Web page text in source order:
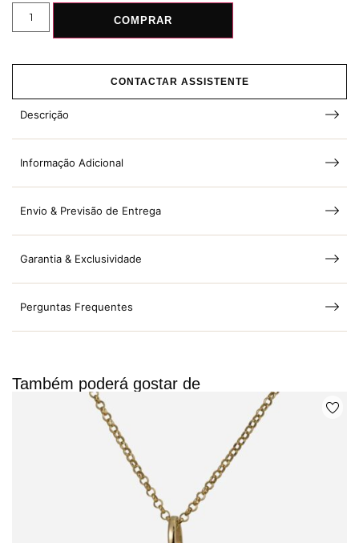
COMPRAR
CONTACTAR ASSISTENTE
Descrição
Informação Adicional
Envio & Previsão de Entrega
Garantia & Exclusividade
Perguntas Frequentes
Também poderá gostar de